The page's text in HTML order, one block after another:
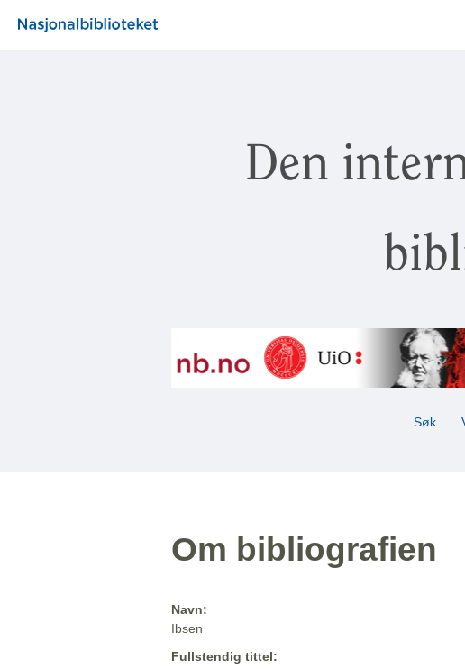
Den
Søk
Om bibliografien
Navn:
Ibsen
Fullstendig tittel: